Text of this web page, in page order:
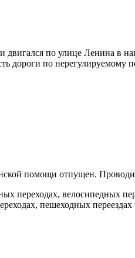
двигался по улице Ленина
дороги по нерегулируемому
помощи отпущен.
переходах, велосипедных
пешеходных